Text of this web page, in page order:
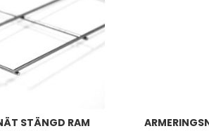
STÄNGD RAM